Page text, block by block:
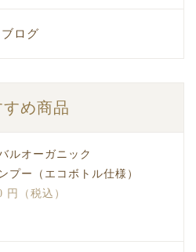
ブログ
すめ商品
ルオーガニック
プー（エコボトル仕様）
円（税込）